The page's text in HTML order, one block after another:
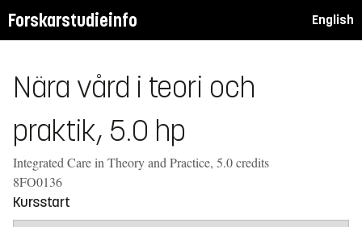
Forskarstudieinfo English
Nära vård i teori och
praktik, 5.0 hp
Integrated Care in Theory and Practice, 5.0 credits
8FO0136
Kursstart